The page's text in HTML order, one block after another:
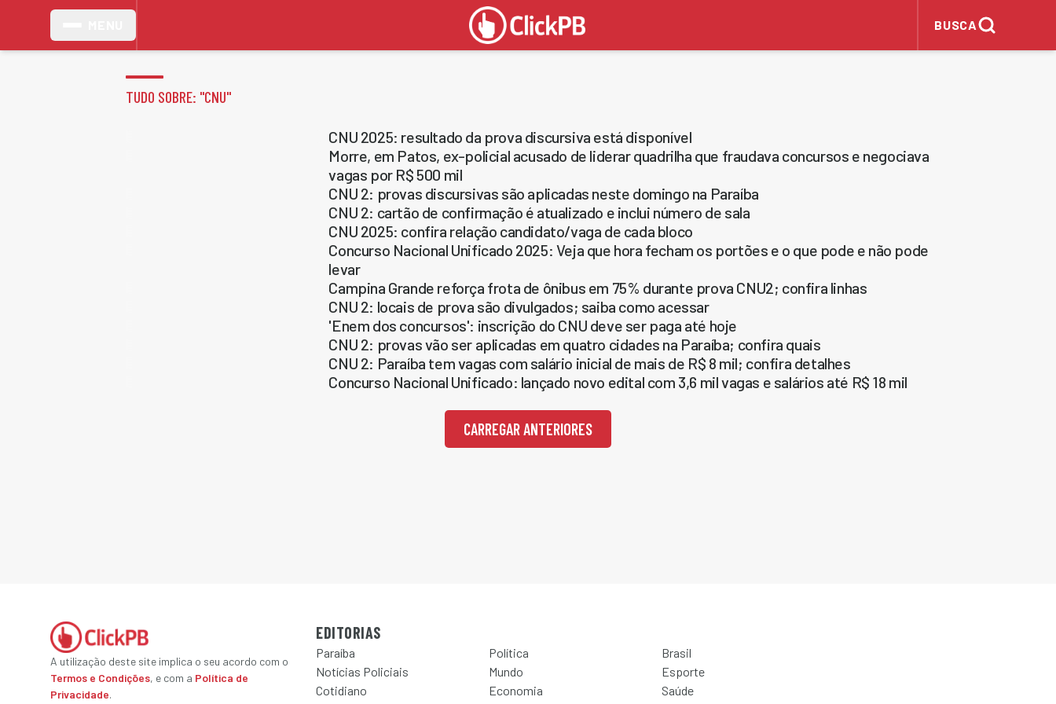
BUSCA
TUDO SOBRE: "CNU"
CNU 2025: resultado da prova discursiva está disponível
Morre, em Patos, ex-policial acusado de liderar quadrilha que fraudava concursos e negociava
vagas por R$ 500 mil
CNU 2: provas discursivas são aplicadas neste domingo na Paraíba
CNU 2: cartão de confirmação é atualizado e inclui número de sala
CNU 2025: confira relação candidato/vaga de cada bloco
Concurso Nacional Unificado 2025: Veja que hora fecham os portões e o que pode e não pode
levar
Campina Grande reforça frota de ônibus em 75% durante prova CNU2; confira linhas
CNU 2: locais de prova são divulgados; saiba como acessar
'Enem dos concursos': inscrição do CNU deve ser paga até hoje
CNU 2: provas vão ser aplicadas em quatro cidades na Paraíba; confira quais
CNU 2: Paraíba tem vagas com salário inicial de mais de R$ 8 mil; confira detalhes
Concurso Nacional Unificado: lançado novo edital com 3,6 mil vagas e salários até R$ 18 mil
CARREGAR ANTERIORES
A utilização deste site implica o seu acordo com o
Termos e Condições, e com a Política de
Privacidade.
EDITORIAS
Paraíba Política
Brasil
Notícias Policiais
Mundo
Esporte
Cotidiano
Economia
Saúde